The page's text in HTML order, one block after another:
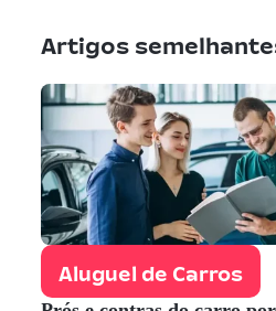
Artigos
Aluguel de Carros